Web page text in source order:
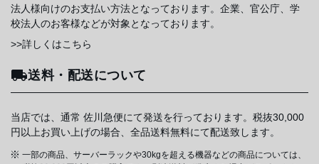
法人様向けのお支払い方法となっております。企業、官公庁、学
校法人のお客様などが対象となっております。
>>詳しくはこちら
送料・配送について
当店では、通常 佐川急便にて発送を行っております。税抜30,000
円以上お買い上げの場合、全品送料無料にて配送致します。
一部の商品、サーバーラックや30kgを超える機器などの商品については、